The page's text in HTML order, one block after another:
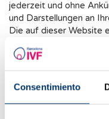
Consentimiento
jederzeit und ohne
und Darstellungen an
Die auf dieser Website
informativen Zweck
für professionelle
auf dieser Website
medizinische Diagnose
Links